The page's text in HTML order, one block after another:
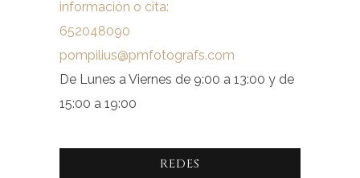
información o cita:
652048090
pompilius@pmfotografs.com
De Lunes a Viernes de 9:00 a 13:00 y de
15:00 a 19:00
REDES